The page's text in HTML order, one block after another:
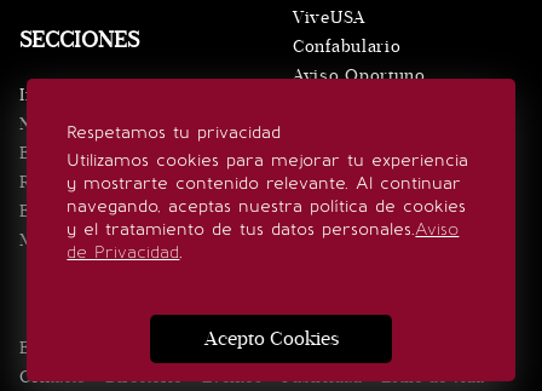
Respetamos tu privacidad
Utilizamos cookies para mejorar tu experiencia
y mostrarte contenido relevante. Al continuar
navegando, aceptas nuestra política de cookies
y el tratamiento de tus datos personales.Aviso
de Privacidad.
Acepto Cookies
SECCIONES
Inicio
Noticias
Eventos
Realeza
Estilo de vida
Minuto x Minuto
ViveUSA
Confabulario
Aviso Oportuno
SÍGUENOS
Edición Impresa Noticias Quiénes somos
Contacto
Directorio Eventos Publicidad Estilo de vida